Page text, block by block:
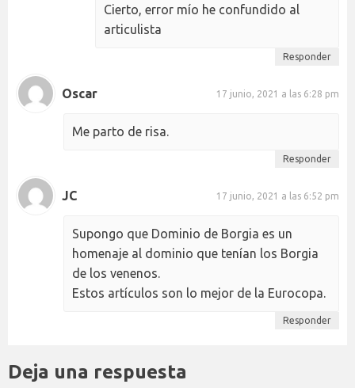
Cierto, error mío he confundido al
articulista
Responder
Oscar 17 junio, 2021 a las 6:28 pm
Me parto de risa.
Responder
JC 17 junio, 2021 a las 6:52 pm
Supongo que Dominio de Borgia es un
homenaje al dominio que tenían los Borgia
de los venenos.
Estos artículos son lo mejor de la Eurocopa.
Responder
Deja una respuesta